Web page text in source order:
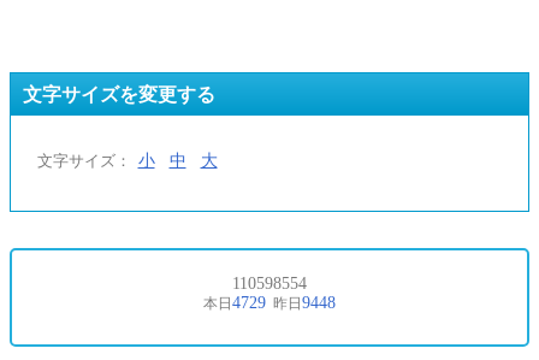
文字サイズを変更する
文字サイズ： 小 中 大